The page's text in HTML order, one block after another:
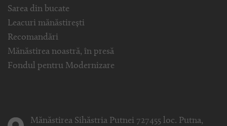
Sarea din bucate
Leacuri mănăstirești
Recomandări
Mănăstirea noastră, în presă
Fondul pentru Modernizare
Mănăstirea Sihăstria Putnei 727455 loc. Putna,